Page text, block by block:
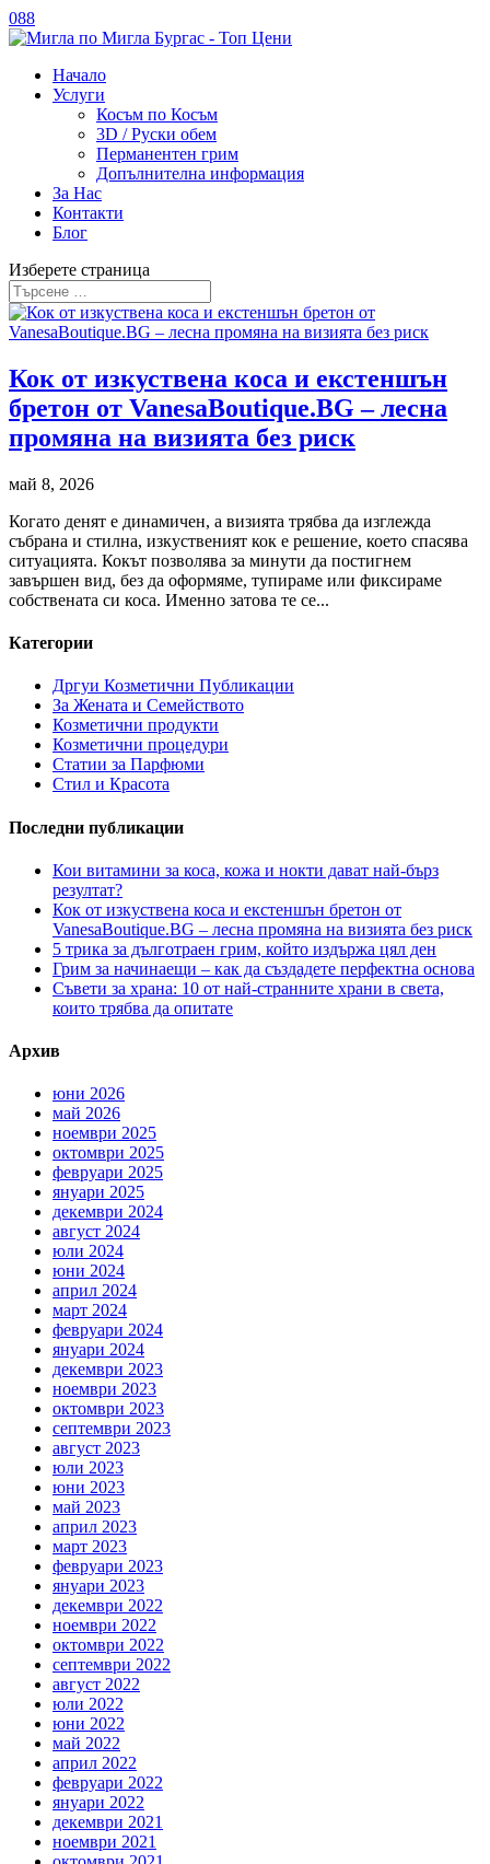
088
Начало
Услуги
Косъм по Косъм
3D / Руски обем
Перманентен грим
Допълнителна информация
За Нас
Контакти
Блог
Изберете страница
Кок от изкуствена коса и екстеншън
бретон от VanesaBoutique.BG – лесна
промяна на визията без риск
май 8, 2026
Когато денят е динамичен, а визията трябва да изглежда
събрана и стилна, изкуственият кок е решение, което спасява
ситуацията. Кокът позволява за минути да постигнем
завършен вид, без да оформяме, тупираме или фиксираме
собствената си коса. Именно затова те се...
Категории
Дргуи Козметични Публикации
За Жената и Семейството
Козметични продукти
Козметични процедури
Статии за Парфюми
Стил и Красота
Последни публикации
Кои витамини за коса, кожа и нокти дават най-бърз
резултат?
Кок от изкуствена коса и екстеншън бретон от
VanesaBoutique.BG – лесна промяна на визията без риск
5 трика за дълготраен грим, който издържа цял ден
Грим за начинаещи – как да създадете перфектна основа
Съвети за храна: 10 от най-странните храни в света,
които трябва да опитате
Архив
юни 2026
май 2026
ноември 2025
октомври 2025
февруари 2025
януари 2025
декември 2024
август 2024
юли 2024
юни 2024
април 2024
март 2024
февруари 2024
януари 2024
декември 2023
ноември 2023
октомври 2023
септември 2023
август 2023
юли 2023
юни 2023
май 2023
април 2023
март 2023
февруари 2023
януари 2023
декември 2022
ноември 2022
октомври 2022
септември 2022
август 2022
юли 2022
юни 2022
май 2022
април 2022
февруари 2022
януари 2022
декември 2021
ноември 2021